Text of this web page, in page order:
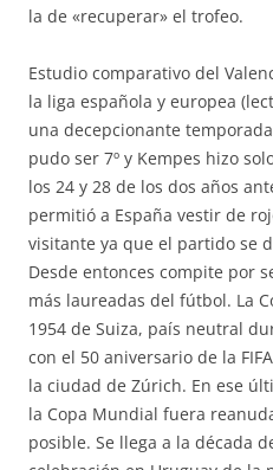
la de «recuperar» el trofeo.
Estudio comparativo del
la liga española y europea
una decepcionante
pudo ser 7º y Kempes hizo
los 24 y 28 de los dos años
permitió a España vestir de
visitante ya que el partido se
Desde entonces compite por
más laureadas del fútbol. La
1954 de Suiza, país neutral
con el 50 aniversario de la
la ciudad de Zúrich. En ese
la Copa Mundial fuera
posible. Se llega a la década